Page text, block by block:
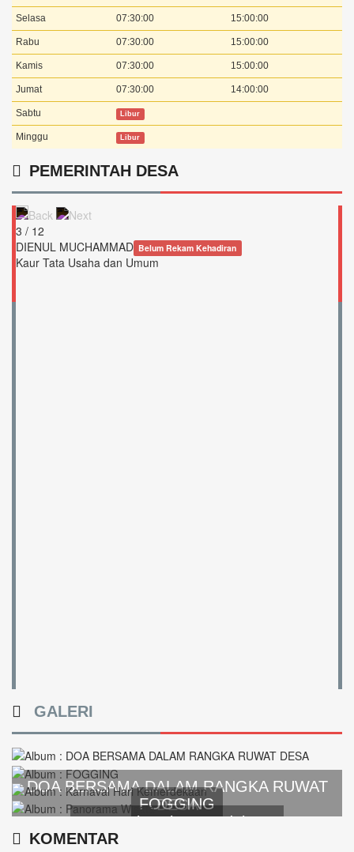
Selasa 07:30:00 15:00:00
Rabu 07:30:00 15:00:00
Kamis 07:30:00 15:00:00
Jumat 07:30:00 14:00:00
Sabtu Libur
Minggu Libur
PEMERINTAH DESA
3 / 12
DIENUL MUCHAMMAD Belum Rekam Kehadiran
Kaur Tata Usaha dan Umum
GALERI
DOA BERSAMA DALAM RANGKA RUWAT
DESA
FOGGING
Karnaval Hari Kemerdekaan
Panorama Wisata
KOMENTAR